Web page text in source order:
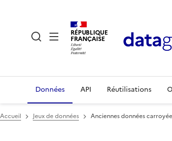
RÉPUBLIQUE
FRANÇAISE
Données API Réutilisations
Accueil Jeux de données Anciennes données